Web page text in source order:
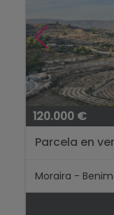
120.000 €
Parcela en
Moraira -